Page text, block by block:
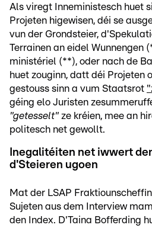
Als viregt Inneministesch huet
Projeten higewisen, déi se
vun der Grondsteier,
Terrainen an eidel Wunnengen
ministériel (**), oder nach de
huet zouginn, datt déi Projeten
gestouss sinn a vum Staatsrot
géing elo Juristen
"getesselt" ze kréien, mee an
politesch net gewollt.
Inegalitéiten net iwwert
d'Steieren ugoen
Mat der LSAP
Sujeten aus dem Interview
den Index. D'Taina Bofferding